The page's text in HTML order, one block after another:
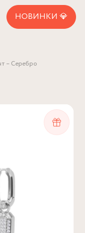
НОВИНКИ 💎
– Серебро